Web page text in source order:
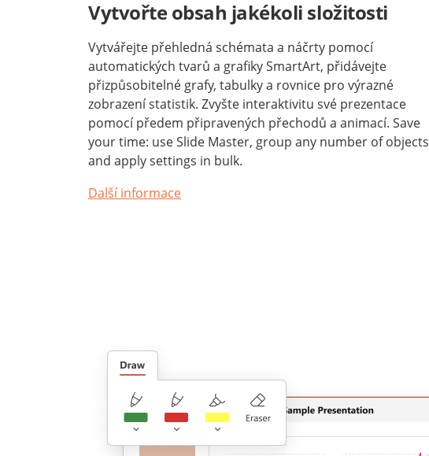
Vytvořte obsah jakékoli složitosti
Vytvářejte přehledná schémata a náčrty pomocí
automatických tvarů a grafiky SmartArt, přidávejte
přizpůsobitelné grafy, tabulky a rovnice pro výrazné
zobrazení statistik. Zvyšte interaktivitu své prezentace
pomocí předem připravených přechodů a animací. Save
your time: use Slide Master, group any number of objects
and apply settings in bulk.
Další informace